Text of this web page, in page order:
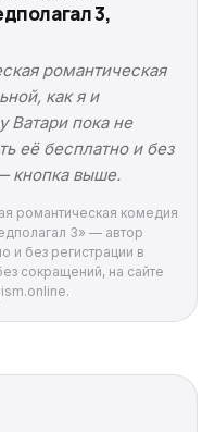
3,
романтическая
как я и
Ватари пока не
её бесплатно и без
кнопка выше.
романтическая комедия
3» — автор
и без регистрации в
сокращений, на сайте